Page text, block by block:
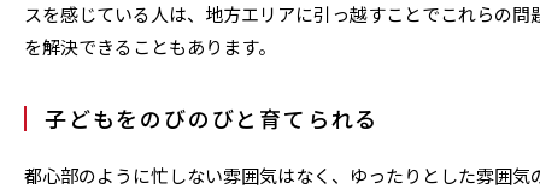
スを感じている人は、地方エリアに引っ越すことでこれらの問
を解決できることもあります。
子どもをのびのびと育てられる
都心部のように忙しない雰囲気はなく、ゆったりとした雰囲気